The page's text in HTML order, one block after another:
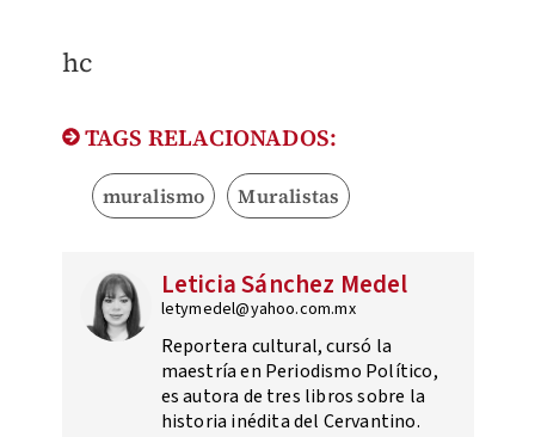
hc
TAGS RELACIONADOS:
muralismo Muralistas
Leticia Sánchez Medel
letymedel@yahoo.com.mx
Reportera cultural, cursó la
maestría en Periodismo Político,
es autora de tres libros sobre la
historia inédita del Cervantino.